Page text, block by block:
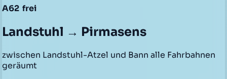
A62 frei
Landstuhl → Pirmasens
zwischen Landstuhl-Atzel und Bann alle Fahrbahnen
geräumt